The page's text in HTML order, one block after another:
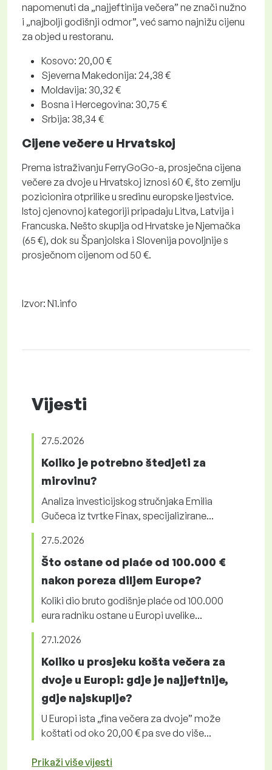
napomenuti da „najjeftinija večera” ne znači nužno
i „najbolji godišnji odmor”, već samo najnižu cijenu
za objed u restoranu.
Kosovo: 20,00 €
Sjeverna Makedonija: 24,38 €
Moldavija: 30,32 €
Bosna i Hercegovina: 30,75 €
Srbija: 38,34 €
Cijene večere u Hrvatskoj
Prema istraživanju FerryGoGo-a, prosječna cijena
večere za dvoje u Hrvatskoj iznosi 60 €, što zemlju
pozicionira otprilike u sredinu europske ljestvice.
Istoj cjenovnoj kategoriji pripadaju Litva, Latvija i
Francuska. Nešto skuplja od Hrvatske je Njemačka
(65 €), dok su Španjolska i Slovenija povoljnije s
prosječnom cijenom od 50 €.
Izvor: N1.info
Vijesti
27.5.2026
Koliko je potrebno štedjeti za
mirovinu?
Analiza investicijskog stručnjaka Emilia
Gučeca iz tvrtke Finax, specijalizirane...
27.5.2026
Što ostane od plaće od 100.000 €
nakon poreza diljem Europe?
Koliki dio bruto godišnje plaće od 100.000
eura radniku ostane u Europi uvelike...
27.1.2026
Koliko u prosjeku košta večera za
dvoje u Europi: gdje je najjeftnije,
gdje najskuplje?
U Europi ista „fina večera za dvoje” može
koštati od oko 20,00 € pa sve do više...
Prikaži više vijesti